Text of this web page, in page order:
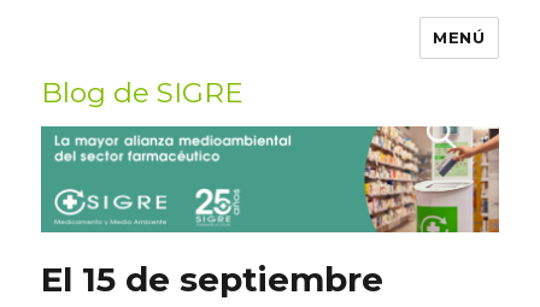
MENÚ
Blog de SIGRE
Buscar
por:
El 15 de septiembre